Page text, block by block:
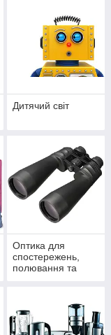
Дитячий світ
Оптика для
спостережень,
полювання та